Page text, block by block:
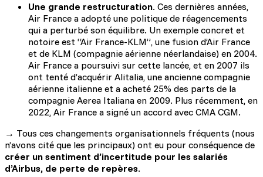
Une grande restructuration. Ces dernières années,
Air France a adopté une politique de réagencements
qui a perturbé son équilibre. Un exemple concret et
notoire est “Air France-KLM”, une fusion d’Air France
et de KLM (compagnie aérienne néerlandaise) en 2004.
Air France a poursuivi sur cette lancée, et en 2007 ils
ont tenté d’acquérir Alitalia, une ancienne compagnie
aérienne italienne et a acheté 25% des parts de la
compagnie Aerea Italiana en 2009. Plus récemment, en
2022, Air France a signé un accord avec CMA CGM.
→ Tous ces changements organisationnels fréquents (nous
n’avons cité que les principaux) ont eu pour conséquence de
créer un sentiment d’incertitude pour les salariés
d’Airbus, de perte de repères.